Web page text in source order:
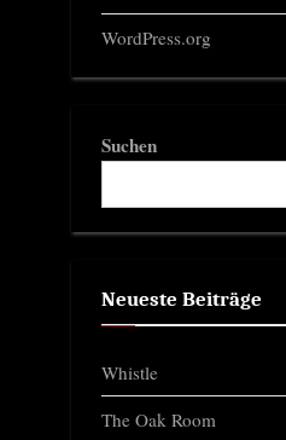
WordPress.org
Suchen
Neueste Beiträge
Whistle
The Oak Room